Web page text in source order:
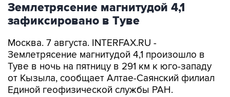
Землетрясение магнитудой 4,1
зафиксировано в Туве
Москва. 7 августа. INTERFAX.RU -
Землетрясение магнитудой 4,1 произошло в
Туве в ночь на пятницу в 291 км к юго-западу
от Кызыла, сообщает Алтае-Саянский филиал
Единой геофизической службы РАН.